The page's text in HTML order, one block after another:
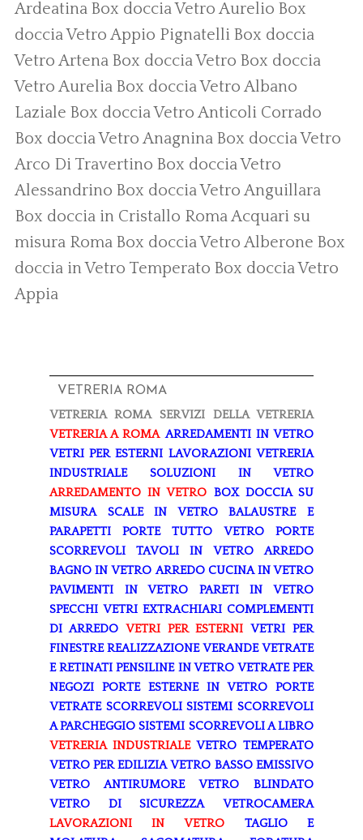
Ardeatina Box doccia Vetro Aurelio Box
doccia Vetro Appio Pignatelli Box doccia
Vetro Artena Box doccia Vetro Box doccia
Vetro Aurelia Box doccia Vetro Albano
Laziale Box doccia Vetro Anticoli Corrado
Box doccia Vetro Anagnina Box doccia Vetro
Arco Di Travertino Box doccia Vetro
Alessandrino Box doccia Vetro Anguillara
Box doccia in Cristallo RomaAcquari su
misura Roma Box doccia Vetro Alberone Box
doccia in Vetro Temperato Box doccia Vetro
Appia
VETRERIA ROMA
VETRERIA ROMA SERVIZI DELLA VETRERIA
VETRERIA A ROMA ARREDAMENTI IN VETRO
VETRI PER ESTERNI LAVORAZIONI VETRERIA
INDUSTRIALE
SOLUZIONI IN VETRO
ARREDAMENTO IN VETRO BOX DOCCIA SU
MISURA
SCALE IN VETRO
BALAUSTRE E
PARAPETTI
PORTE TUTTO VETRO
PORTE
SCORREVOLI
TAVOLI IN VETRO
ARREDO
BAGNO IN VETRO ARREDO CUCINA IN VETRO
PAVIMENTI IN VETRO
PARETI IN VETRO
SPECCHI VETRI EXTRACHIARI COMPLEMENTI
DI ARREDO VETRI PER ESTERNI VETRI PER
FINESTRE REALIZZAZIONE VERANDE VETRATE
E RETINATI PENSILINE IN VETRO VETRATE PER
NEGOZI PORTE ESTERNE IN VETRO PORTE
VETRATE SCORREVOLI SISTEMI SCORREVOLI
A PARCHEGGIO SISTEMI SCORREVOLI A LIBRO
VETRERIA INDUSTRIALE VETRO TEMPERATO
VETRO PER EDILIZIA VETRO BASSO EMISSIVO
VETRO ANTIRUMORE
VETRO BLINDATO
VETRO DI SICUREZZA
VETROCAMERA
LAVORAZIONI IN VETRO
TAGLIO E